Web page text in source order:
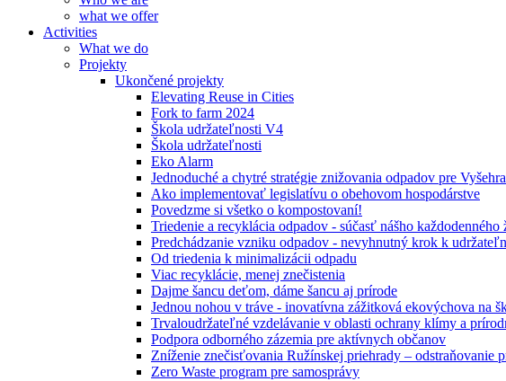
what we offer
Activities
What we do
Projekty
Ukončené projekty
Elevating Reuse in Cities
Fork to farm 2024
Škola udržateľnosti V4
Škola udržateľnosti
Eko Alarm
Jednoduché a chytré stratégie znižovania odpadov pre
Ako implementovať legislatívu o obehovom hospodárstve
Povedzme si všetko o kompostovaní!
Triedenie a recyklácia odpadov - súčasť nášho každodenného
Predchádzanie vzniku odpadov - nevyhnutný krok k
Od triedenia k minimalizácii odpadu
Viac recyklácie, menej znečistenia
Dajme šancu deťom, dáme šancu aj prírode
Jednou nohou v tráve - inovatívna zážitková ekovýchova na
Trvaloudržateľné vzdelávanie v oblasti ochrany klímy a
Podpora odborného zázemia pre aktívnych občanov
Zníženie znečisťovania Ružínskej priehrady – odstraňovanie
Zero Waste program pre samosprávy